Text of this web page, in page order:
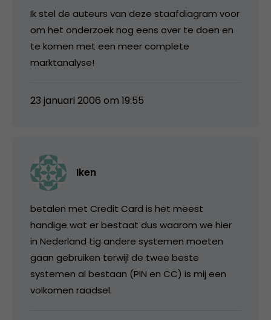
Ik stel de auteurs van deze staafdiagram voor
om het onderzoek nog eens over te doen en
te komen met een meer complete
marktanalyse!
23 januari 2006 om 19:55
Iken
betalen met Credit Card is het meest
handige wat er bestaat dus waarom we hier
in Nederland tig andere systemen moeten
gaan gebruiken terwijl de twee beste
systemen al bestaan (PIN en CC) is mij een
volkomen raadsel.